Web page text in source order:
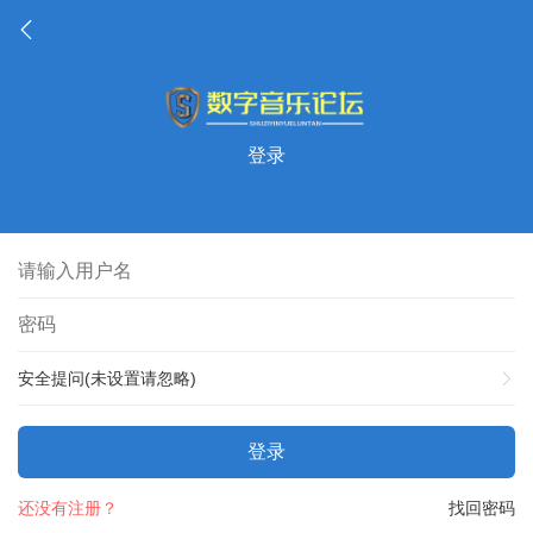
登录
安全提问(未设置请忽略)
登录
找回密码
还没有注册？